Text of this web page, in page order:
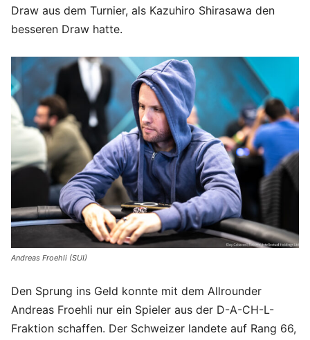
Draw aus dem Turnier, als Kazuhiro Shirasawa den
besseren Draw hatte.
Andreas Froehli (SUI)
Den Sprung ins Geld konnte mit dem Allrounder
Andreas Froehli nur ein Spieler aus der D-A-CH-L-
Fraktion schaffen. Der Schweizer landete auf Rang 66,